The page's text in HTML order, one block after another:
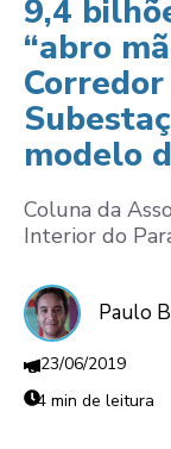
9,4
“abro
modelo
Coluna da
Interior do
Paulo
23/06/2019
4 min de leitura